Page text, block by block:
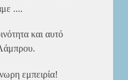
....
και αυτό
εμπειρία!